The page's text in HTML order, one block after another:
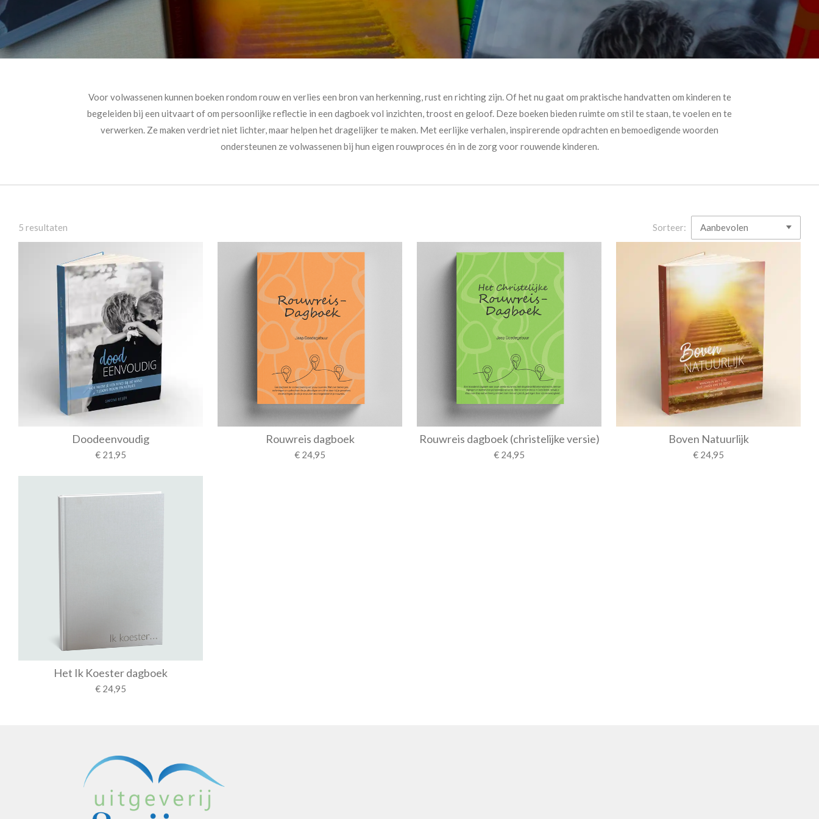
Voor volwassenen kunnen boeken rondom rouw en verlies een bron van herkenning, rust en richting zijn. Of het nu gaat om praktische handvatten om kinderen te
begeleiden bij een uitvaart of om persoonlijke reflectie in een dagboek vol inzichten, troost en geloof. Deze boeken bieden ruimte om stil te staan, te voelen en te
verwerken. Ze maken verdriet niet lichter, maar helpen het dragelijker te maken. Met eerlijke verhalen, inspirerende opdrachten en bemoedigende woorden
ondersteunen ze volwassenen bij hun eigen rouwproces én in de zorg voor rouwende kinderen.
5 resultaten Sorteer:
Doodeenvoudig
€ 21,95
Rouwreis dagboek
€ 24,95
Rouwreis dagboek (christelijke versie)
€ 24,95
Boven Natuurlijk
€ 24,95
Het Ik Koester dagboek
€ 24,95